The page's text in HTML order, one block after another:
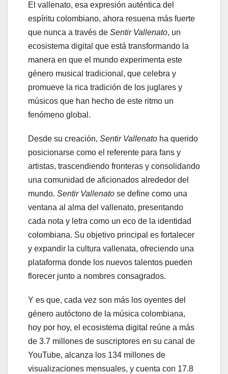
El vallenato, esa expresión auténtica del
espíritu colombiano, ahora resuena más fuerte
que nunca a través de Sentir Vallenato, un
ecosistema digital que está transformando la
manera en que el mundo experimenta este
género musical tradicional, que celebra y
promueve la rica tradición de los juglares y
músicos que han hecho de este ritmo un
fenómeno global.
Desde su creación, Sentir Vallenato ha querido
posicionarse como el referente para fans y
artistas, trascendiendo fronteras y consolidando
una comunidad de aficionados alrededor del
mundo. Sentir Vallenato se define como una
ventana al alma del vallenato, presentando
cada nota y letra como un eco de la identidad
colombiana. Su objetivo principal es fortalecer
y expandir la cultura vallenata, ofreciendo una
plataforma donde los nuevos talentos pueden
florecer junto a nombres consagrados.
Y es que, cada vez son más los oyentes del
género autóctono de la música colombiana,
hoy por hoy, el ecosistema digital reúne a más
de 3.7 millones de suscriptores en su canal de
YouTube, alcanza los 134 millones de
visualizaciones mensuales, y cuenta con 17.8